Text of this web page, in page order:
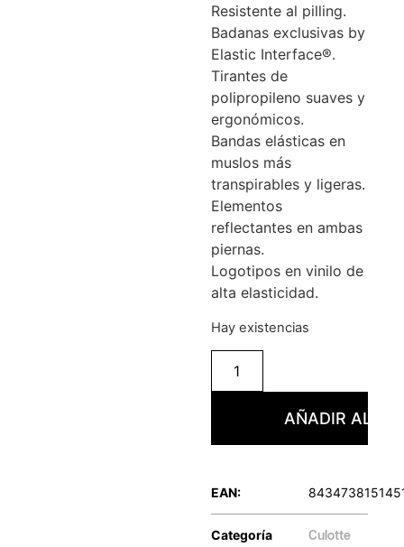
Resistente al pilling.
Badanas exclusivas by
Elastic Interface®.
Tirantes de
polipropileno suaves y
ergonómicos.
Bandas elásticas en
muslos más
transpirables y ligeras.
Elementos
reflectantes en ambas
piernas.
Logotipos en vinilo de
alta elasticidad.
Hay existencias
AÑADIR AL
EAN:
Categoría Culotte